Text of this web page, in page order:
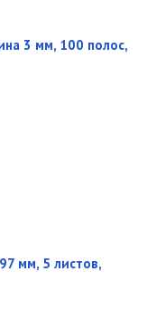
3 мм, 100 полос,
мм, 5 листов,